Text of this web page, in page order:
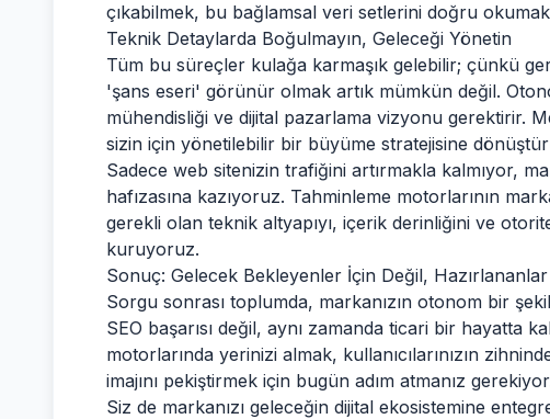
çıkabilmek, bu bağlamsal veri setlerini doğru
Teknik Detaylarda Boğulmayın, Geleceği Yönetin
Tüm bu süreçler kulağa karmaşık gelebilir; çünkü
'şans eseri' görünür olmak artık mümkün değil.
mühendisliği ve dijital pazarlama vizyonu gerektirir.
sizin için yönetilebilir bir büyüme stratejisine
Sadece web sitenizin trafiğini artırmakla kalmıyor,
hafızasına kazıyoruz. Tahminleme motorlarının
gerekli olan teknik altyapıyı, içerik derinliğini ve
kuruyoruz.
Sonuç: Gelecek Bekleyenler İçin Değil,
Sorgu sonrası toplumda, markanızın otonom bir
SEO başarısı değil, aynı zamanda ticari bir hayatta
motorlarında yerinizi almak, kullanıcılarınızın
imajını pekiştirmek için bugün adım atmanız
Siz de markanızı geleceğin dijital ekosistemine